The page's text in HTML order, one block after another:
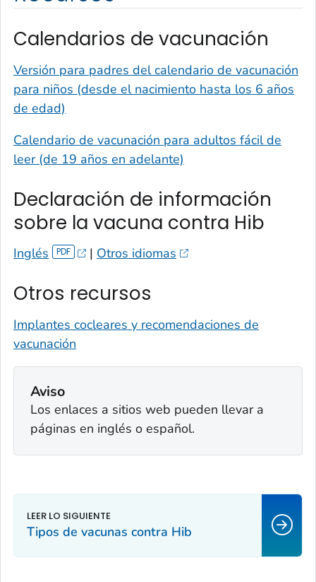
Calendarios de vacunación
Versión para padres del calendario de vacunación
para niños (desde el nacimiento hasta los 6 años
de edad)
Calendario de vacunación para adultos fácil de
leer (de 19 años en adelante)
Declaración de información
sobre la vacuna contra Hib
Inglés | Otros idiomas
Otros recursos
Implantes cocleares y recomendaciones de
vacunación
Aviso
Los enlaces a sitios web pueden llevar a
páginas en inglés o español.
Tipos de vacunas contra Hib